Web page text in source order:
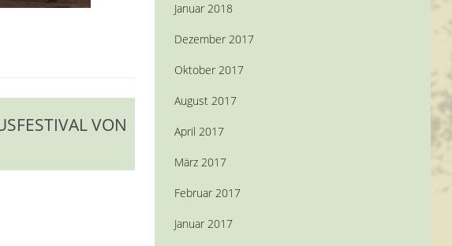
VON
Januar 2018
Dezember 2017
Oktober 2017
August 2017
April 2017
März 2017
Februar 2017
Januar 2017